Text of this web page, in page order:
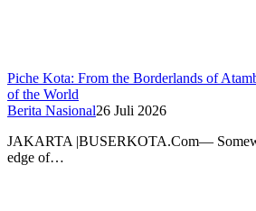
Piche Kota: From the Borderlands of
of the World
Berita Nasional26 Juli 2026
JAKARTA |BUSERKOTA.Com—
edge of…